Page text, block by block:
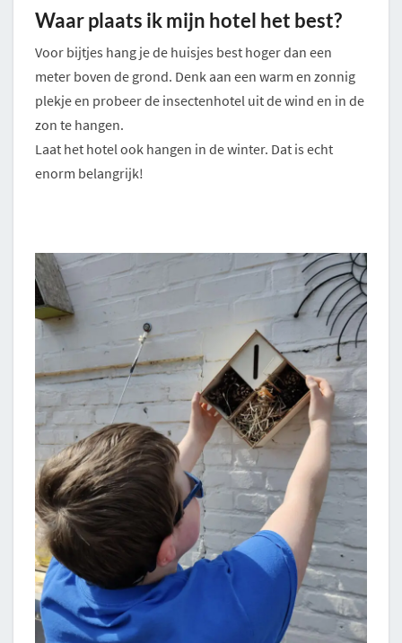
Waar plaats ik mijn hotel het best?
Voor bijtjes hang je de huisjes best hoger dan een
meter boven de grond. Denk aan een warm en zonnig
plekje en probeer de insectenhotel uit de wind en in de
zon te hangen.
Laat het hotel ook hangen in de winter. Dat is echt
enorm belangrijk!